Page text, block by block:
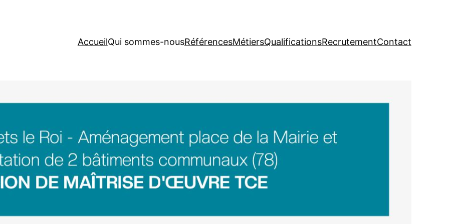
AccueilQui sommes-nousRéférencesMétiersQualificationsRecrutementContact